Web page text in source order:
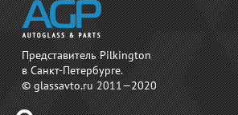
Представитель Pilkington
в Санкт-Петербурге.
© glassavto.ru 2011—2020